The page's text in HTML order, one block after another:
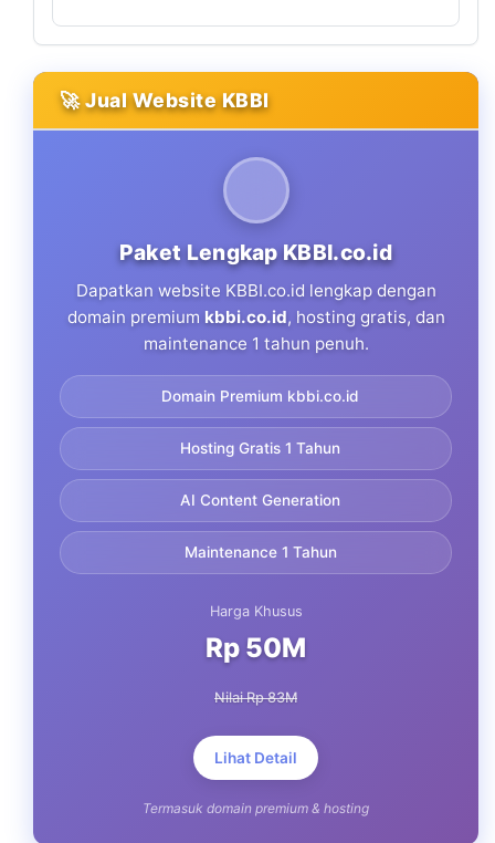
🚀 Jual Website KBBI
Paket Lengkap KBBI.co.id
Dapatkan website KBBI.co.id lengkap dengan
domain premium kbbi.co.id, hosting gratis, dan
maintenance 1 tahun penuh.
Domain Premium kbbi.co.id
Hosting Gratis 1 Tahun
AI Content Generation
Maintenance 1 Tahun
Harga Khusus
Rp 50M
Nilai Rp 83M
Lihat Detail
Termasuk domain premium & hosting